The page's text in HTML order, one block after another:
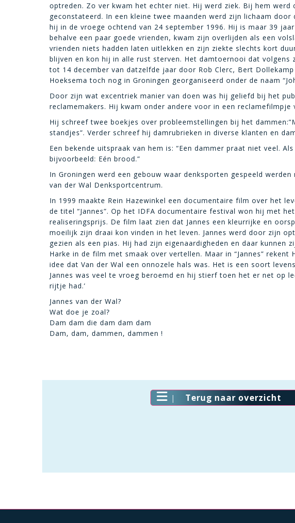
optreden. Zo ver kwam het echter niet. Hij werd ziek. Bij hem werd
geconstateerd. In een kleine twee maanden werd zijn lichaam
hij in de vroege ochtend van 24 september 1996. Hij is maar 39
behalve een paar goede vrienden, kwam zijn overlijden als een
vrienden niets hadden laten uitlekken en zijn ziekte slechts kort
blijven en kon hij in alle rust sterven. Het damtoernooi dat volgens
tot 14 december van datzelfde jaar door Rob Clerc, Bert
Hoeksema toch nog in Groningen georganiseerd onder de naam
Door zijn wat excentriek manier van doen was hij geliefd bij het
reclamemakers. Hij kwam onder andere voor in een reclamefilmpje
Hij schreef twee boekjes over probleemstellingen bij het
standjes”. Verder schreef hij damrubrieken in diverse klanten en
Een bekende uitspraak van hem is: “Een dammer praat niet veel.
bijvoorbeeld: Eén brood.”
In Groningen werd een gebouw waar denksporten gespeeld werden
van der Wal Denksportcentrum.
In 1999 maakte Rein Hazewinkel een documentaire film over het
de titel “Jannes”. Op het IDFA documentaire festival won hij met
realiseringsprijs. De film laat zien dat Jannes een kleurrijke en
moeilijk zijn draai kon vinden in het leven. Jannes werd door zijn
gezien als een pias. Hij had zijn eigenaardigheden en daar kunnen
Harke in de film met smaak over vertellen. Maar in “Jannes”
idee dat Van der Wal een onnozele hals was. Het is een soort
Jannes was veel te vroeg beroemd en hij stierf toen het er net op
rijtje had.’
Jannes van der Wal?
Wat doe je zoal?
Dam dam die dam dam dam
Dam, dam, dammen, dammen !
Terug naar overzicht